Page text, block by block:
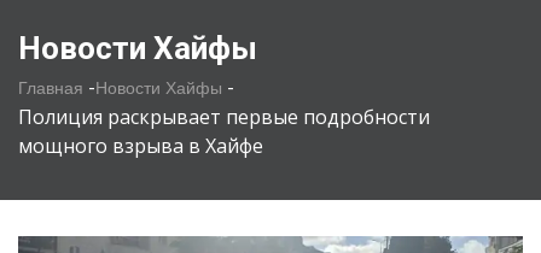
Новости Хайфы
Главная -Новости Хайфы -
Полиция раскрывает первые подробности
мощного взрыва в Хайфе